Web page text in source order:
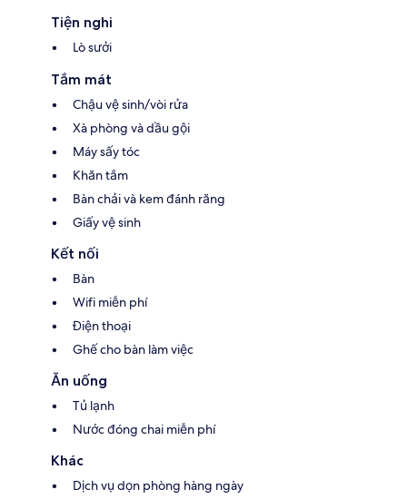
Tiện nghi
Lò sưởi
Tắm mát
Chậu vệ sinh/vòi rửa
Xà phòng và dầu gội
Máy sấy tóc
Khăn tắm
Bàn chải và kem đánh răng
Giấy vệ sinh
Kết nối
Bàn
Wifi miễn phí
Điện thoại
Ghế cho bàn làm việc
Ăn uống
Tủ lạnh
Nước đóng chai miễn phí
Khác
Dịch vụ dọn phòng hàng ngày